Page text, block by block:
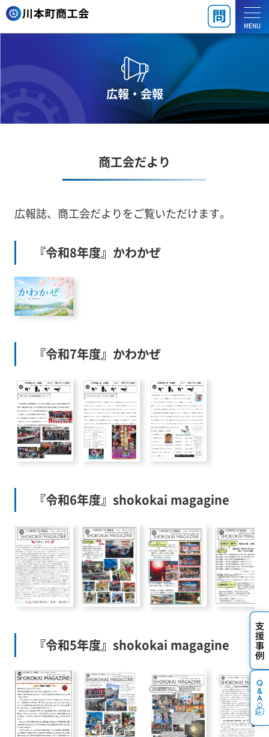
MENU
広報・会報
商工会だより
広報誌、商工会だよりをご覧いただけます。
『令和8年度』かわかぜ
『令和7年度』かわかぜ
『令和6年度』shokokai magagine
『令和5年度』shokokai magagine